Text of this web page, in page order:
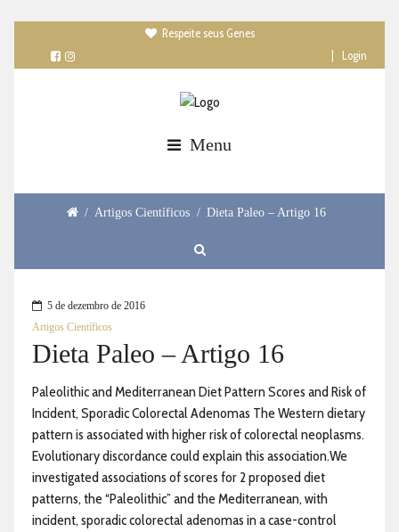
Respeite seus Genes
Login
Menu
/ Artigos Científicos / Dieta Paleo – Artigo 16
5 de dezembro de 2016
Artigos Científicos
Dieta Paleo – Artigo 16
Paleolithic and Mediterranean Diet Pattern Scores and Risk of
Incident, Sporadic Colorectal Adenomas The Western dietary
pattern is associated with higher risk of colorectal neoplasms.
Evolutionary discordance could explain this association.We
investigated associations of scores for 2 proposed diet
patterns, the “Paleolithic” and the Mediterranean, with
incident, sporadic colorectal adenomas in a case-control